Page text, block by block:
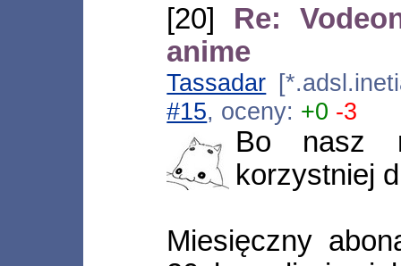
[20] Re:
anime
Tassadar
#15, oceny: +0 -3
Bo nasz
korzystniej
Miesięczny